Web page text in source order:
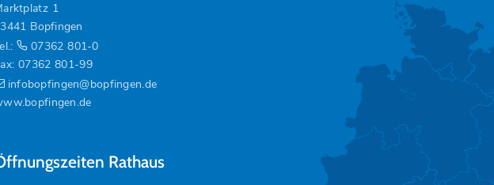
1
Bopfingen
07362 801-0
07362 801-99
infobopfingen@bopfingen.de
Rathaus